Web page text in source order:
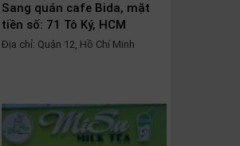
Sang quán cafe Bida, mặt
tiền số: 71 Tô Ký, HCM
Địa chỉ: Quận 12, Hồ Chí Minh